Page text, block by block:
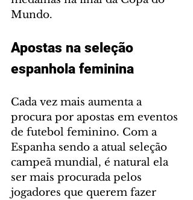
Mundo.
Apostas na seleção
espanhola feminina
Cada vez mais aumenta a
procura por apostas em eventos
de futebol feminino. Com a
Espanha sendo a atual seleção
campeã mundial, é natural ela
ser mais procurada pelos
jogadores que querem fazer